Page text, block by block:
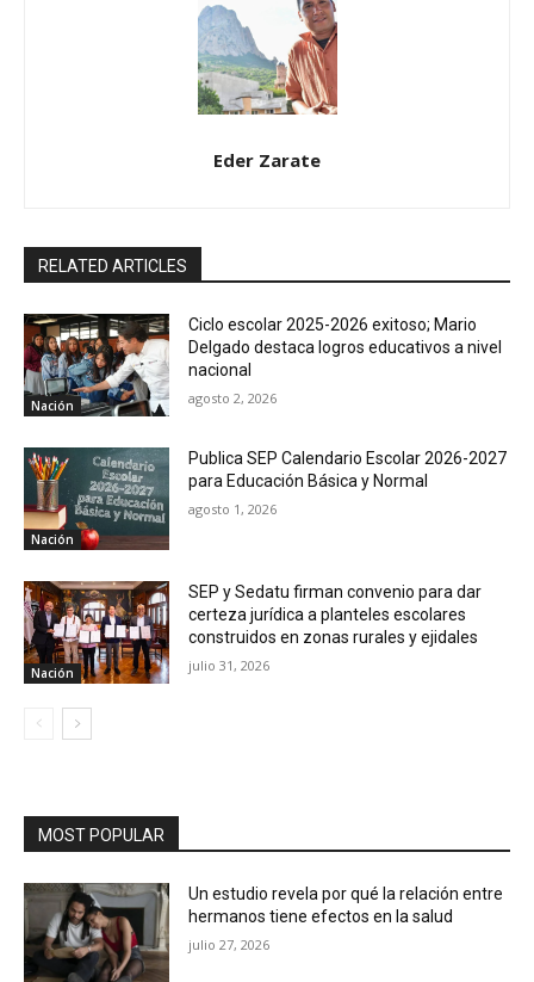
Eder Zarate
RELATED ARTICLES
Nación
Ciclo escolar 2025-2026 exitoso; Mario
Delgado destaca logros educativos a nivel
nacional
agosto 2, 2026
Nación
Publica SEP Calendario Escolar 2026-2027
para Educación Básica y Normal
agosto 1, 2026
Nación
SEP y Sedatu firman convenio para dar
certeza jurídica a planteles escolares
construidos en zonas rurales y ejidales
julio 31, 2026
MOST POPULAR
Un estudio revela por qué la relación entre
hermanos tiene efectos en la salud
julio 27, 2026